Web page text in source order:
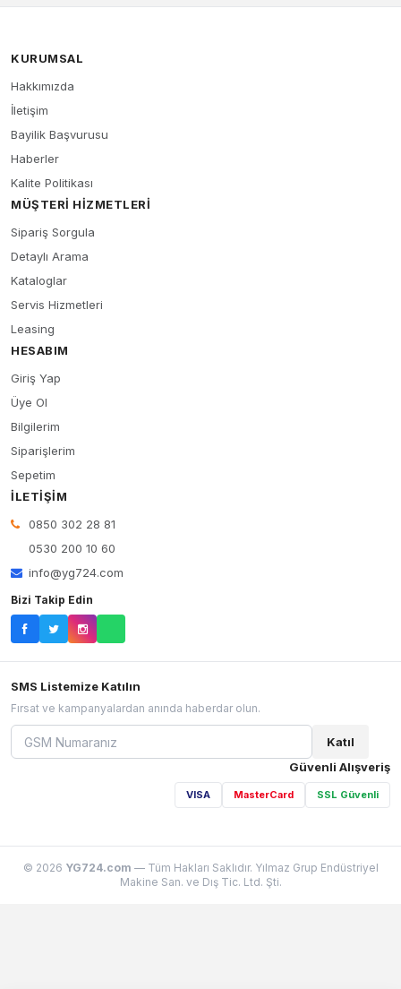
KURUMSAL
Hakkımızda
İletişim
Bayilik Başvurusu
Haberler
Kalite Politikası
MÜŞTERI HIZMETLERI
Sipariş Sorgula
Detaylı Arama
Kataloglar
Servis Hizmetleri
Leasing
HESABIM
Giriş Yap
Üye Ol
Bilgilerim
Siparişlerim
Sepetim
İLETIŞIM
0850 302 28 81
0530 200 10 60
info@yg724.com
Bizi Takip Edin
SMS Listemize Katılın
Fırsat ve kampanyalardan anında haberdar olun.
Katıl
Güvenli Alışveriş
VISA MasterCard SSL Güvenli
© 2026 YG724.com — Tüm Hakları Saklıdır. Yılmaz Grup Endüstriyel
Makine San. ve Dış Tic. Ltd. Şti.